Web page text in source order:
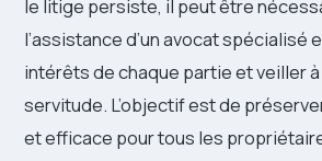
le litige persiste, il peut être
l’assistance d’un avocat
intérêts de chaque partie et veiller
servitude. L’objectif est de
et efficace pour tous les